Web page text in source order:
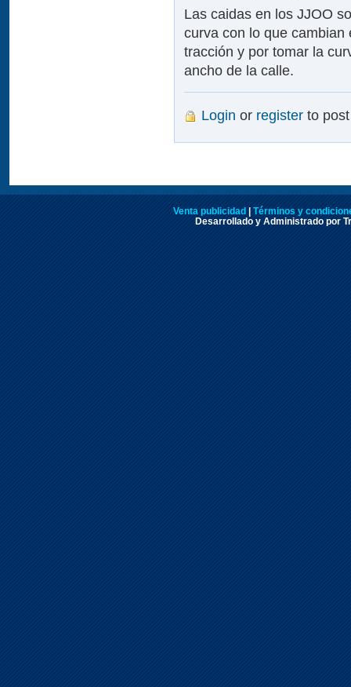
Las caidas en los JJOO
curva con lo que
tracción y por tomar la
ancho de la calle.
Login or register to
Venta publicidad
Términos y
Desarrollado y Administrado por